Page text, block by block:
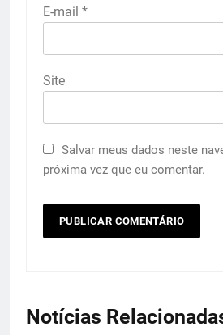
E-mail *
Site
Salvar meus dados neste
próxima vez que eu comentar.
Notícias